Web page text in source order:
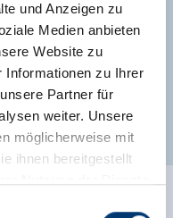
und Anzeigen zu
Medien anbieten
Website zu
Informationen zu Ihrer
Partner für
weiter. Unsere
möglicherweise mit
ihnen bereitgestellt